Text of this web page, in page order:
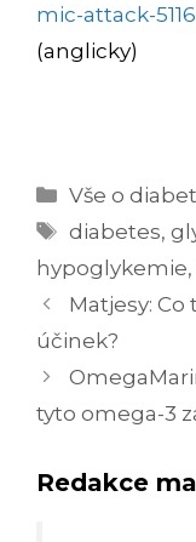
mic-attack-
(anglicky)
Rubriky
Vše o
Štítky
diabetes,
hypoglykemie,
Navigace
příspěvků
Matjesy: Co
účinek?
tyto omega-3
Redakce